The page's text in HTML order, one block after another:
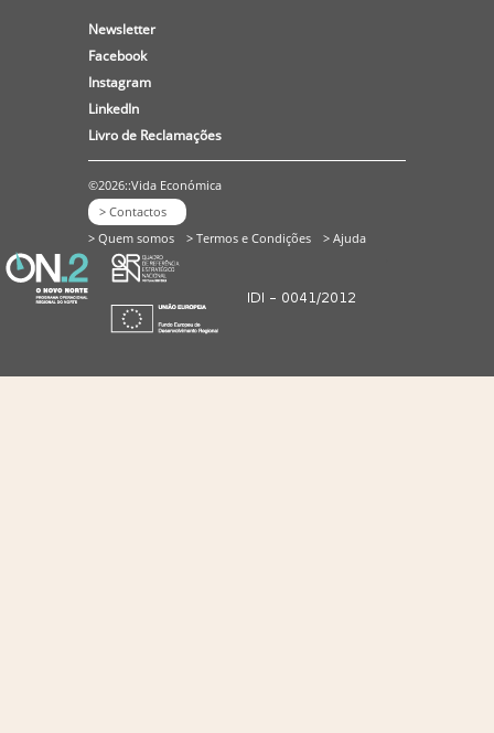
Newsletter
Facebook
Instagram
LinkedIn
Livro de Reclamações
©2026::Vida Económica
> Contactos
> Quem somos
> Termos e Condições > Ajuda